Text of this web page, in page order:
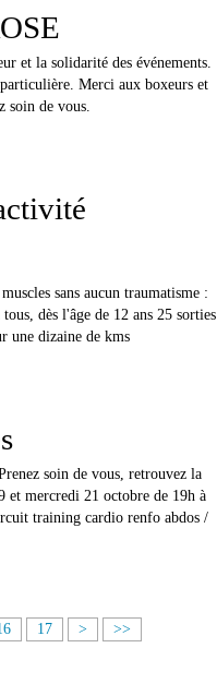
et la solidarité des événements.
Merci aux boxeurs et
soin de vous.
sans aucun traumatisme :
dès l'âge de 12 ans 25 sorties
une dizaine de kms
soin de vous, retrouvez la
et mercredi 21 octobre de 19h à
training cardio renfo abdos /
17 > >>